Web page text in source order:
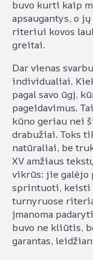
buvo kurti kaip
apsaugantys, o
riteriui kovos
greitai.
Dar vienas
individualiai.
pagal savo ūgį,
pageidavimus.
kūno geriau nei
drabužiai. Toks
natūraliai, be
XV amžiaus
vikrūs: jie
sprintuoti, keisti
turnyruose
įmanoma
buvo ne kliūtis,
garantas,